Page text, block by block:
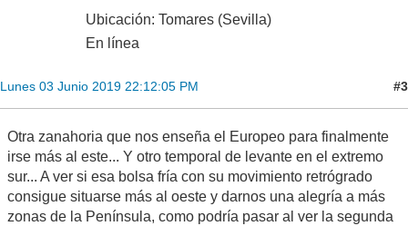
Ubicación: Tomares (Sevilla)
En línea
Lunes 03 Junio 2019 22:12:05 PM #3
Otra zanahoria que nos enseña el Europeo para finalmente
irse más al este... Y otro temporal de levante en el extremo
sur... A ver si esa bolsa fría con su movimiento retrógrado
consigue situarse más al oeste y darnos una alegría a más
zonas de la Península, como podría pasar al ver la segunda